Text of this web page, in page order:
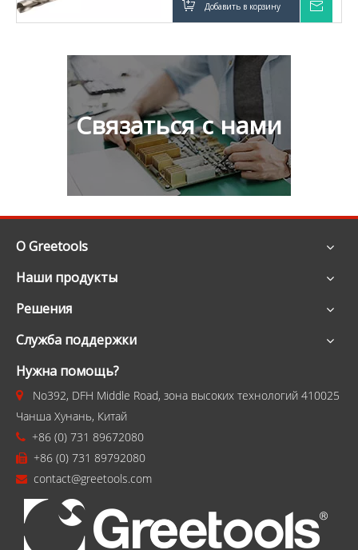
Добавить в корзину
Связаться с нами
О Greetools
Наши продукты
Решения
Служба поддержки
Нужна помощь?
 No392, DFH Middle Road, зона высоких технологий 410025
Чанша Хунань, Китай
 +86 (0) 731 89672080
 +86 (0) 731 89792080
 contact@greetools.com